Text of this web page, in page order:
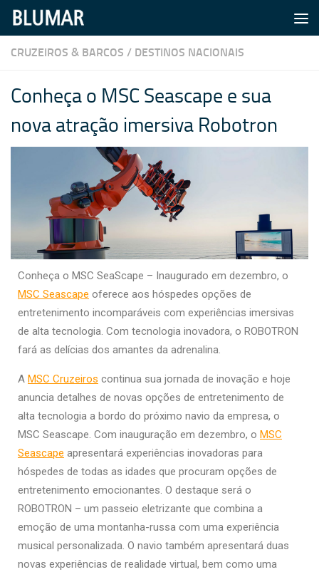
Skip to content
CRUZEIROS & BARCOS / DESTINOS NACIONAIS
Conheça o MSC Seascape e sua
nova atração imersiva Robotron
Conheça o MSC SeaScape – Inaugurado em dezembro, o
MSC Seascape oferece aos hóspedes opções de
entretenimento incomparáveis com experiências imersivas
de alta tecnologia. Com tecnologia inovadora, o ROBOTRON
fará as delícias dos amantes da adrenalina.
A MSC Cruzeiros continua sua jornada de inovação e hoje
anuncia detalhes de novas opções de entretenimento de
alta tecnologia a bordo do próximo navio da empresa, o
MSC Seascape. Com inauguração em dezembro, o MSC
Seascape apresentará experiências inovadoras para
hóspedes de todas as idades que procuram opções de
entretenimento emocionantes. O destaque será o
ROBOTRON – um passeio eletrizante que combina a
emoção de uma montanha-russa com uma experiência
musical personalizada. O navio também apresentará duas
novas experiências de realidade virtual, bem como uma